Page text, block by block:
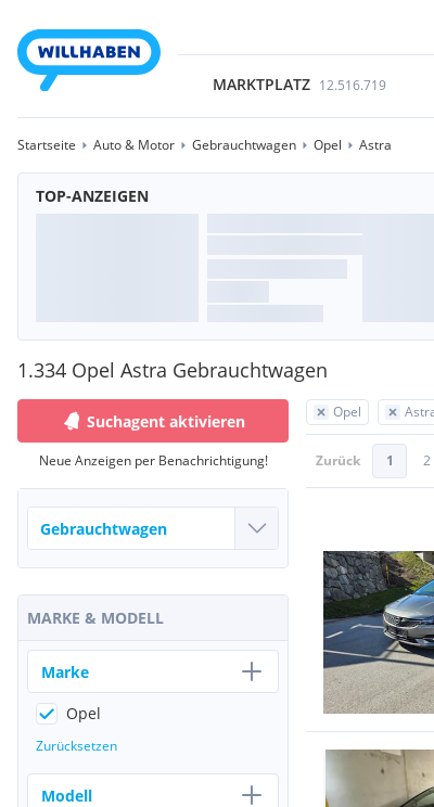
MARKTPLATZ 12.516.719
Startseite Auto & Motor Gebrauchtwagen Opel Astra
TOP-ANZEIGEN
1.334 Opel Astra Gebrauchtwagen
Opel
Zurück 1 2
Suchagent aktivieren
Neue Anzeigen per Benachrichtigung!
MARKE & MODELL
Marke
Opel
Zurücksetzen
Modell